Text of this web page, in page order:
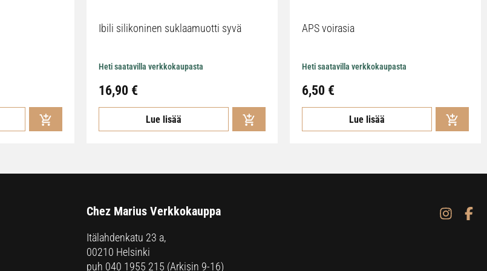
Ibili silikoninen suklaamuotti syvä
Heti saatavilla verkkokaupasta
16,90 €
Lue lisää
APS voirasia
Heti saatavilla verkkokaupasta
6,50 €
Lue lisää
Chez Marius Verkkokauppa
Itälahdenkatu 23 a,
00210 Helsinki
puh 040 1955 215 (Arkisin 9-16)